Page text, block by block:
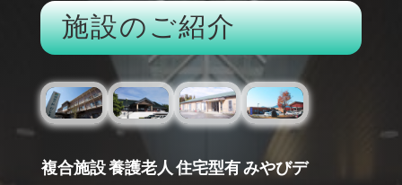
施設のご紹介
複合施設養護老人住宅型有みやびデ